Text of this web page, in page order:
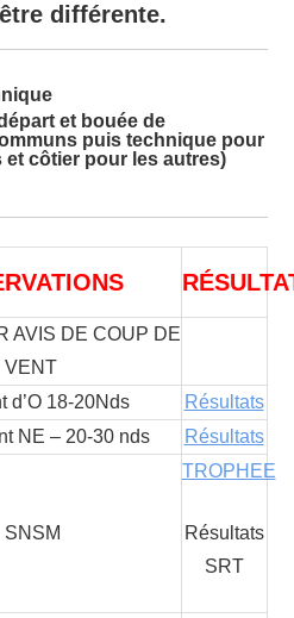
différente.
et bouée de
puis technique pour
et côtier pour les autres)
AVIS DE COUP DE
VENT
d’O 18-20Nds
Résultats
NE – 20-30 nds Résultats
SNSM
TROPHEE
Résultats
SRT